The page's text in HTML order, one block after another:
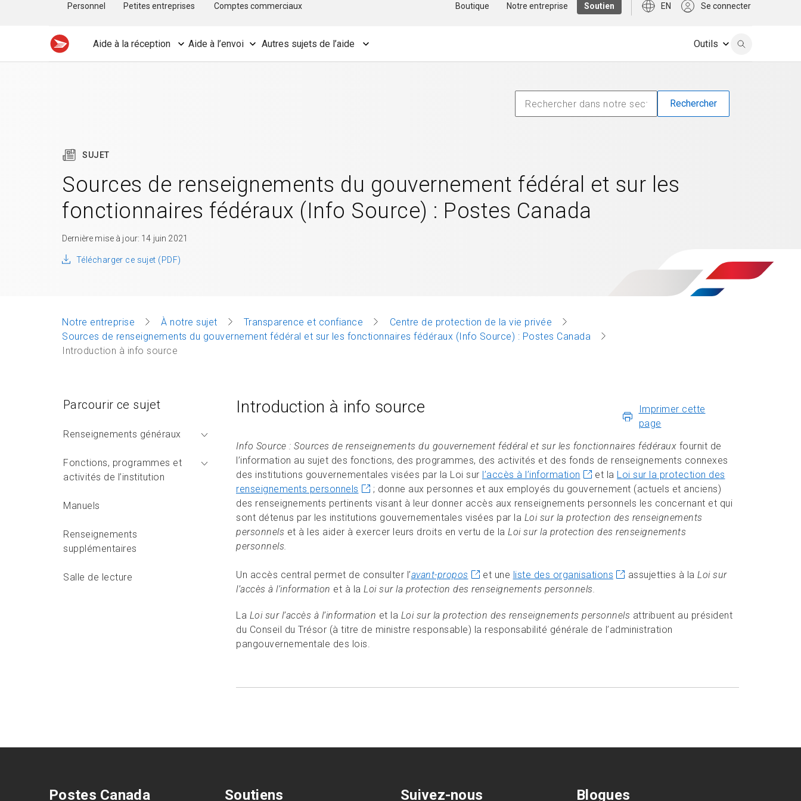
Personnel Petites entreprises Comptes commerciaux Boutique Notre entreprise Soutien EN Se connecter
Aide à la réception Aide à l’envoi Autres sujets de l’aide Outils
SUJET
Sources de renseignements du gouvernement fédéral et sur les
fonctionnaires fédéraux (Info Source) : Postes Canada
Dernière mise à jour: 14 juin 2021
Télécharger ce sujet (PDF)
Notre entreprise À notre sujet Transparence et confiance
Centre de protection de la vie privée
Sources de renseignements du gouvernement fédéral et sur les fonctionnaires fédéraux (Info Source) : Postes Canada
Introduction à info source
Parcourir ce sujet
Renseignements généraux
Fonctions, programmes et
activités de l’institution
Manuels
Renseignements
supplémentaires
Salle de lecture
Introduction à info source
Imprimer cette
page
Info Source : Sources de renseignements du gouvernement fédéral et sur les fonctionnaires fédéraux fournit de
l’information au sujet des fonctions, des programmes, des activités et des fonds de renseignements connexes
des institutions gouvernementales visées par la Loi sur l’accès à l’information et la Loi sur la protection des
renseignements personnels
; donne aux personnes et aux employés du gouvernement (actuels et anciens)
des renseignements pertinents visant à leur donner accès aux renseignements personnels les concernant et qui
sont détenus par les institutions gouvernementales visées par la Loi sur la protection des renseignements
personnels et à les aider à exercer leurs droits en vertu de la Loi sur la protection des renseignements
personnels.
Un accès central permet de consulter l’avant-propos et une liste des organisations assujetties à la Loi sur
l’accès à l’information et à la Loi sur la protection des renseignements personnels.
La Loi sur l’accès à l’information et la Loi sur la protection des renseignements personnels attribuent au président
du Conseil du Trésor (à titre de ministre responsable) la responsabilité générale de l’administration
pangouvernementale des lois.
Postes Canada Soutiens Suivez-nous Blogues